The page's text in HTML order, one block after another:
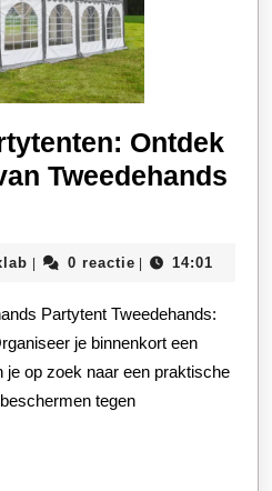
Ontdek
Tweedehands
lynxlab
| 0 reactie | 14:01
je binnenkort een
je op zoek naar een praktische
tegen